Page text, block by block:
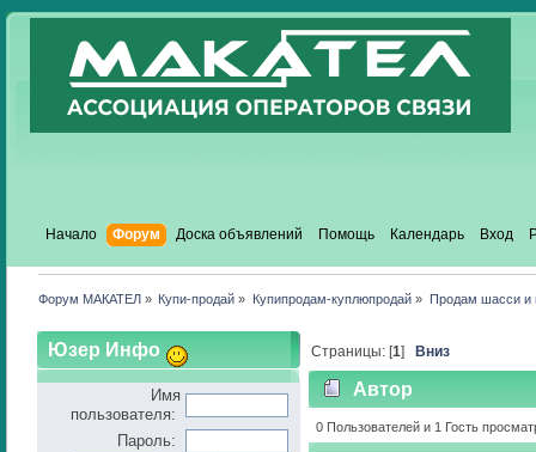
Начало Форум Доска объявлений Помощь Календарь Вход
Форум МАКАТЕЛ » Купи-продай » Купипродам-куплюпродай » Продам шасси и
Юзер Инфо
Имя
пользователя:
Пароль:
Страницы: [1]Вниз
Автор
раз)
0 Пользователей и 1 Гость